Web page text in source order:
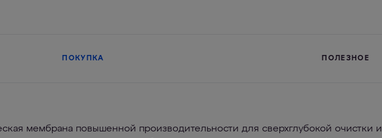
ПОКУПКА ПОЛЕЗНОЕ
мембрана повышенной производительности для сверхглубокой очистки и